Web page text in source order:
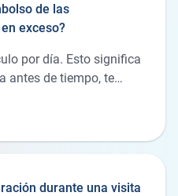
de las
exceso?
por día. Esto significa
antes de tiempo, te
durante una visita